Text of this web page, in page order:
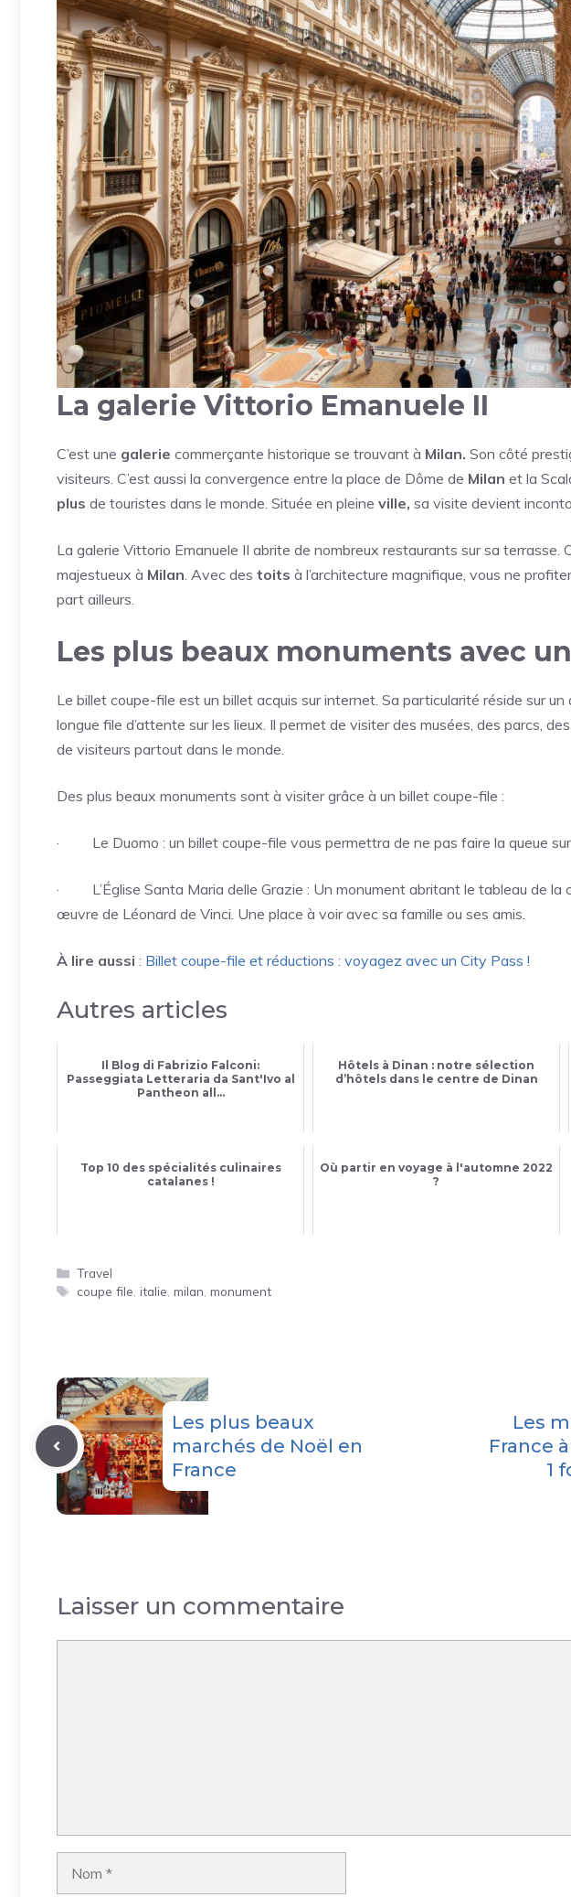
La galerie Vittorio Emanuele II
C’est une galerie commerçante historique se trouvant à Milan. Son côté
visiteurs. C’est aussi la convergence entre la place de Dôme de Milan et la
plus de touristes dans le monde. Située en pleine ville, sa visite devient
La galerie Vittorio Emanuele II abrite de nombreux restaurants sur sa terrasse.
majestueux à Milan . Avec des toits à l’architecture magnifique, vous ne
part ailleurs.
Les plus beaux monuments avec
Le billet coupe-file est un billet acquis sur internet. Sa particularité réside sur
longue file d’attente sur les lieux. Il permet de visiter des musées, des parcs,
de visiteurs partout dans le monde.
Des plus beaux monuments sont à visiter grâce à un billet coupe-file :
· Le Duomo : un billet coupe-file vous permettra de ne pas faire la queue sur
· L’Église Santa Maria delle Grazie : Un monument abritant le tableau de la
œuvre de Léonard de Vinci. Une place à voir avec sa famille ou ses amis.
À lire aussi : Billet coupe-file et réductions : voyagez avec un City Pass !
Autres articles
Il Blog di Fabrizio Falconi:
Passeggiata Letteraria da Sant'Ivo al
Pantheon all...
Hôtels à Dinan : notre sélection
d’hôtels dans le centre de Dinan
Top 10 des spécialités culinaires
catalanes !
Où partir en voyage à l'automne 2022
?
Catégories
Travel
Étiquettes
coupe file italie milan monument
Les plus beaux
marchés de Noël en
France
Les
France
1
Laisser un commentaire